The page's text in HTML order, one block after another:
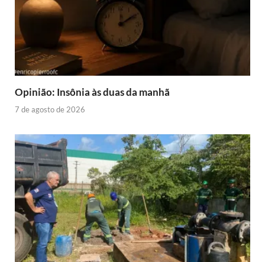
Opinião: Insônia às duas da manhã
7 de agosto de 2026